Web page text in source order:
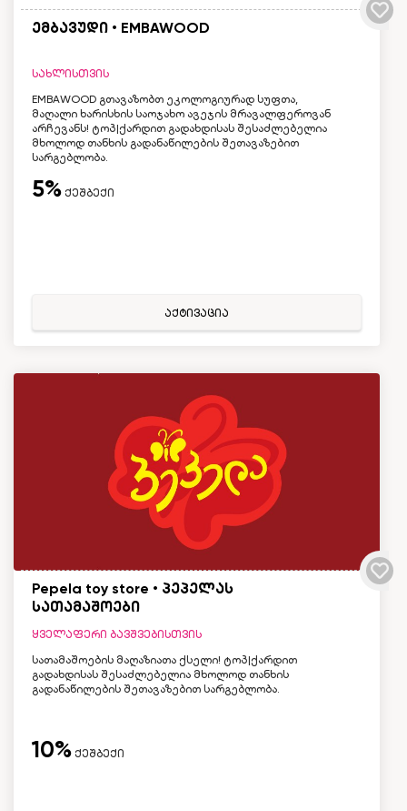
ემბავუდი • EMBAWOOD
სახლისთვის
EMBAWOOD გთავაზობთ ეკოლოგიურად სუფთა,
მაღალი ხარისხის საოჯახო ავეჯის მრავალფეროვან
არჩევანს! ტოპ|ქარდით გადახდისას შესაძლებელია
მხოლოდ თანხის გადანაწილების შეთავაზებით
სარგებლობა.
5% ქეშბექი
აქტივაცია
Pepela toy store • პეპელას
სათამაშოები
ყველაფერი ბავშვებისთვის
სათამაშოების მაღაზიათა ქსელი! ტოპ|ქარდით
გადახდისას შესაძლებელია მხოლოდ თანხის
გადანაწილების შეთავაზებით სარგებლობა.
10% ქეშბექი